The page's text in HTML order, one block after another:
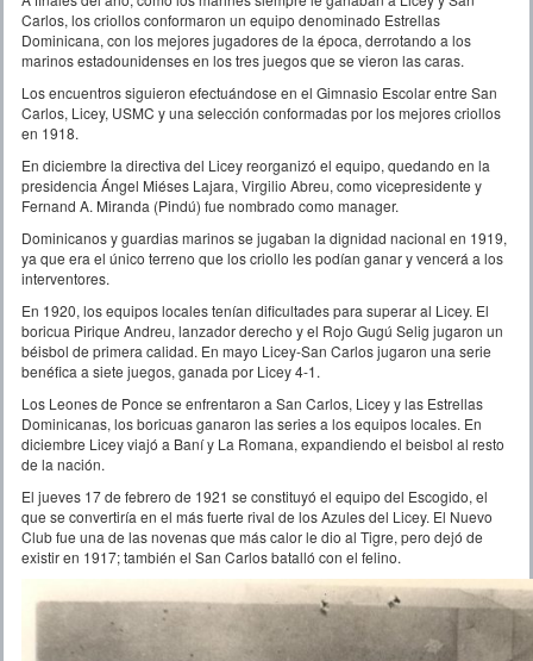
Carlos, los criollos conformaron un equipo denominado Estrellas
Dominicana, con los mejores jugadores de la época, derrotando a los
marinos estadounidenses en los tres juegos que se vieron las caras.
Los encuentros siguieron efectuándose en el Gimnasio Escolar entre San
Carlos, Licey, USMC y una selección conformadas por los mejores criollos
en 1918.
En diciembre la directiva del Licey reorganizó el equipo, quedando en la
presidencia Ángel Miéses Lajara, Virgilio Abreu, como vicepresidente y
Fernand A. Miranda (Pindú) fue nombrado como manager.
Dominicanos y guardias marinos se jugaban la dignidad nacional en 1919,
ya que era el único terreno que los criollo les podían ganar y vencerá a los
interventores.
En 1920, los equipos locales tenían dificultades para superar al Licey. El
boricua Pirique Andreu, lanzador derecho y el Rojo Gugú Selig jugaron un
béisbol de primera calidad. En mayo Licey-San Carlos jugaron una serie
benéfica a siete juegos, ganada por Licey 4-1.
Los Leones de Ponce se enfrentaron a San Carlos, Licey y las Estrellas
Dominicanas, los boricuas ganaron las series a los equipos locales. En
diciembre Licey viajó a Baní y La Romana, expandiendo el beisbol al resto
de la nación.
El jueves 17 de febrero de 1921 se constituyó el equipo del Escogido, el
que se convertiría en el más fuerte rival de los Azules del Licey. El Nuevo
Club fue una de las novenas que más calor le dio al Tigre, pero dejó de
existir en 1917; también el San Carlos batalló con el felino.